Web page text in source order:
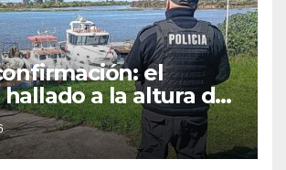
el
a la altura del
Sur es el de
Cappi, el
buscado